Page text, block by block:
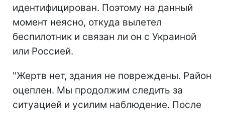
идентифицирован. Поэтому на данный
момент неясно, откуда вылетел
беспилотник и связан ли он с Украиной
или Россией.
"Жертв нет, здания не повреждены. Район
оцеплен. Мы продолжим следить за
ситуацией и усилим наблюдение. После